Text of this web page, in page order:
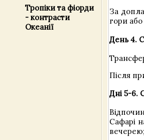
Тропіки та фіорди
- контрасти
Океанії
За
гори
День 4.
Після
Дні 5-6.
Сафарі